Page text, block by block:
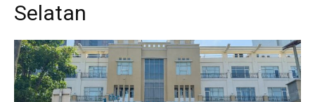
Selatan